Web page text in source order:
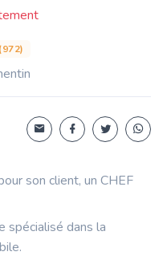
son client, un CHEF
spécialisé dans la